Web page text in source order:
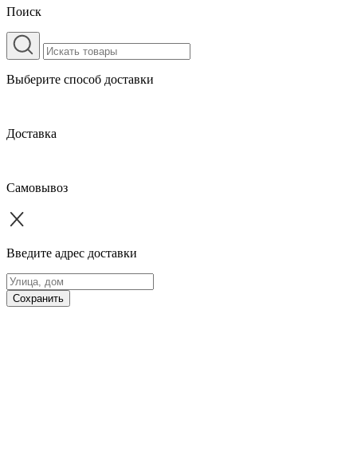
Поиск
Выберите способ доставки
Доставка
Самовывоз
Введите адрес доставки
Сохранить